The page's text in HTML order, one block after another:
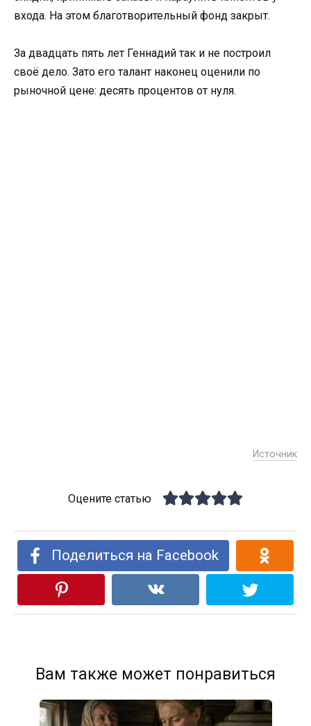
входа. На этом благотворительный фонд закрыт.
За двадцать пять лет Геннадий так и не построил
своё дело. Зато его талант наконец оценили по
рыночной цене: десять процентов от нуля.
Источник
Оцените статью
Поделиться на Facebook
Вам также может понравиться